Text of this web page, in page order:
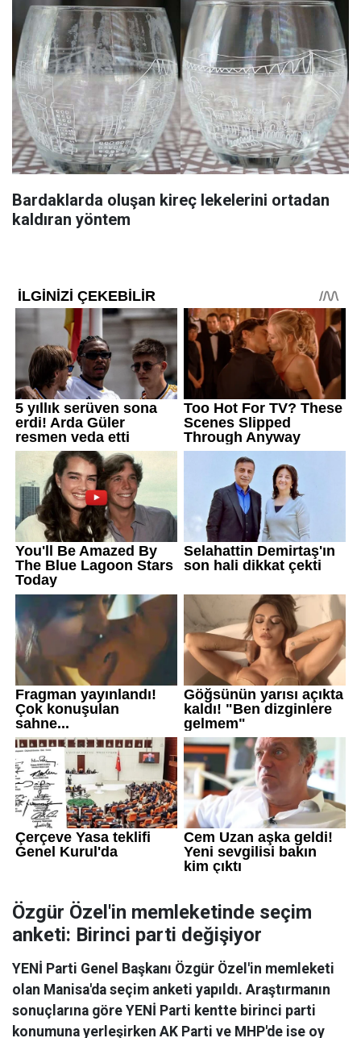
Bardaklarda oluşan kireç lekelerini ortadan
kaldıran yöntem
Özgür Özel'in memleketinde seçim
anketi: Birinci parti değişiyor
YENİ Parti Genel Başkanı Özgür Özel'in memleketi
olan Manisa'da seçim anketi yapıldı. Araştırmanın
sonuçlarına göre YENİ Parti kentte birinci parti
konumuna yerleşirken AK Parti ve MHP'de ise oy